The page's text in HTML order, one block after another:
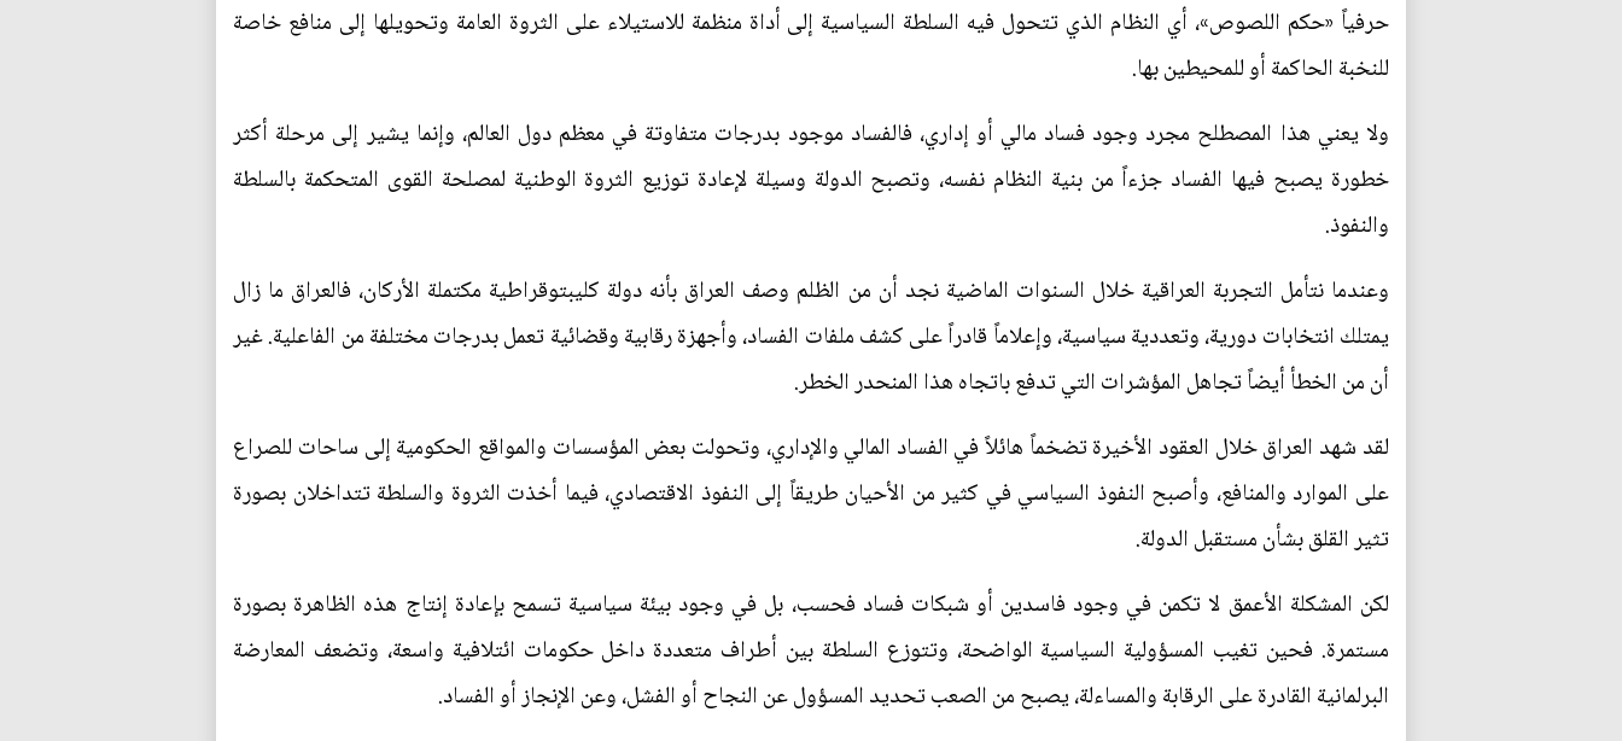
حرفياً «حكم اللصوص»، أي النظام الذي تتحول فيه السلطة السياسية إلى أداة منظمة للاستيلاء على الثروة العامة وتحويلها إلى منافع خاصة
للنخبة الحاكمة أو للمحيطين بها.
ولا يعني هذا المصطلح مجرد وجود فساد مالي أو إداري، فالفساد موجود بدرجات متفاوتة في معظم دول العالم، وإنما يشير إلى مرحلة أكثر
خطورة يصبح فيها الفساد جزءاً من بنية النظام نفسه، وتصبح الدولة وسيلة لإعادة توزيع الثروة الوطنية لمصلحة القوى المتحكمة بالسلطة
والنفوذ.
وعندما نتأمل التجربة العراقية خلال السنوات الماضية نجد أن من الظلم وصف العراق بأنه دولة كليبتوقراطية مكتملة الأركان، فالعراق ما زال
يمتلك انتخابات دورية، وتعددية سياسية، وإعلاماً قادراً على كشف ملفات الفساد، وأجهزة رقابية وقضائية تعمل بدرجات مختلفة من الفاعلية. غير
أن من الخطأ أيضاً تجاهل المؤشرات التي تدفع باتجاه هذا المنحدر الخطر.
لقد شهد العراق خلال العقود الأخيرة تضخماً هائلاً في الفساد المالي والإداري، وتحولت بعض المؤسسات والمواقع الحكومية إلى ساحات للصراع
على الموارد والمنافع، وأصبح النفوذ السياسي في كثير من الأحيان طريقاً إلى النفوذ الاقتصادي، فيما أخذت الثروة والسلطة تتداخلان بصورة
تثير القلق بشأن مستقبل الدولة.
لكن المشكلة الأعمق لا تكمن في وجود فاسدين أو شبكات فساد فحسب، بل في وجود بيئة سياسية تسمح بإعادة إنتاج هذه الظاهرة بصورة
مستمرة. فحين تغيب المسؤولية السياسية الواضحة، وتتوزع السلطة بين أطراف متعددة داخل حكومات ائتلافية واسعة، وتضعف المعارضة
البرلمانية القادرة على الرقابة والمساءلة، يصبح من الصعب تحديد المسؤول عن النجاح أو الفشل، وعن الإنجاز أو الفساد.